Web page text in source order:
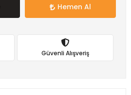
Hemen Al
Güvenli Alışveriş